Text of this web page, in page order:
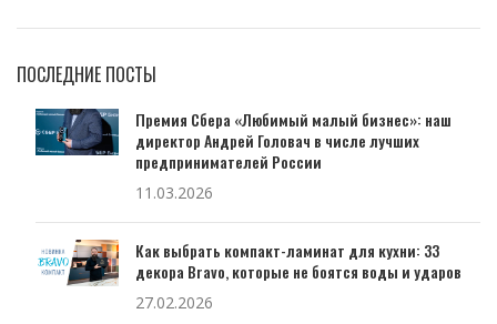
ПОСЛЕДНИЕ ПОСТЫ
Премия Сбера «Любимый малый бизнес»: наш
директор Андрей Головач в числе лучших
предпринимателей России
11.03.2026
Как выбрать компакт-ламинат для кухни: 33
декора Bravo, которые не боятся воды и ударов
27.02.2026